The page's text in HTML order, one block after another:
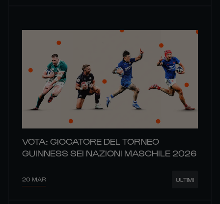
VOTA: GIOCATORE DEL TORNEO
GUINNESS SEI NAZIONI MASCHILE 2026
20 MAR ULTIMI